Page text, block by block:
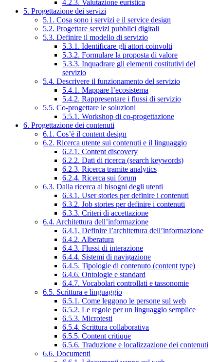
4.2.3. Valutazione euristica
5. Progettazione dei servizi
5.1. Cosa sono i servizi e il service design
5.2. Progettare servizi pubblici digitali
5.3. Definire il modello di servizio
5.3.1. Identificare gli attori coinvolti
5.3.2. Formulare la proposta di valore
5.3.3. Inquadrare gli elementi costitutivi del
servizio
5.4. Descrivere il funzionamento del servizio
5.4.1. Mappare l’ecosistema
5.4.2. Rappresentare i flussi di servizio
5.5. Co-progettare le soluzioni
5.5.1. Workshop di co-progettazione
6. Progettazione dei contenuti
6.1. Cos’è il content design
6.2. Ricerca utente sui contenuti e il linguaggio
6.2.1. Content discovery
6.2.2. Dati di ricerca (search keywords)
6.2.3. Ricerca tramite analytics
6.2.4. Ricerca sui forum
6.3. Dalla ricerca ai bisogni degli utenti
6.3.1. User stories per definire i contenuti
6.3.2. Job stories per definire i contenuti
6.3.3. Criteri di accettazione
6.4. Architettura dell’informazione
6.4.1. Definire l’architettura dell’informazione
6.4.2. Alberatura
6.4.3. Flussi di interazione
6.4.4. Sistemi di navigazione
6.4.5. Tipologie di contenuto (content type)
6.4.6. Ontologie e standard
6.4.7. Vocabolari controllati e tassonomie
6.5. Scrittura e linguaggio
6.5.1. Come leggono le persone sul web
6.5.2. Le regole per un linguaggio semplice
6.5.3. Microtesti
6.5.4. Scrittura collaborativa
6.5.5. Content critique
6.5.6. Traduzione e localizzazione dei contenuti
6.6. Documenti